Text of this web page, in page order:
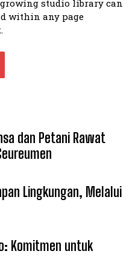
studio library can
within any page
dan Petani Rawat
Lingkungan, Melalui
Komitmen untuk